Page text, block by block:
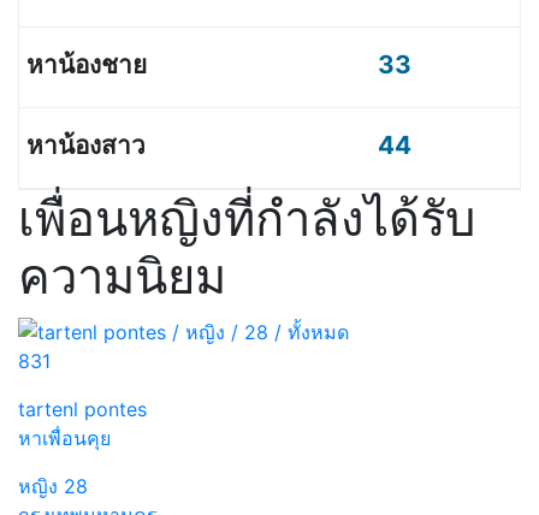
33
44
เพื่อนหญิงที่กำลังได้รับ
ความนิยม
831
tartenl pontes
หาเพื่อนคุย
หญิง 28